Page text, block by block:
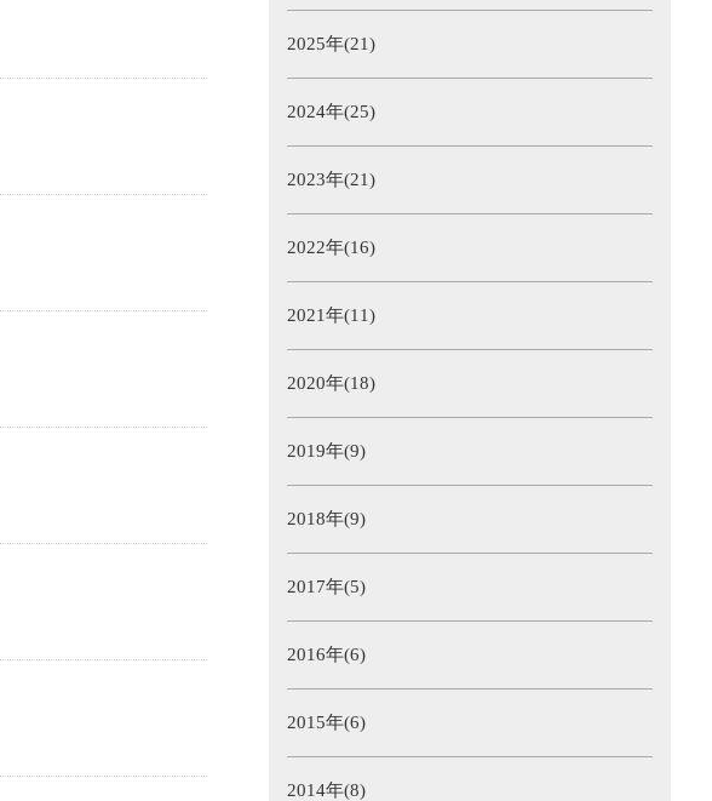
2025年(21)
2024年(25)
2023年(21)
2022年(16)
2021年(11)
2020年(18)
2019年(9)
2018年(9)
2017年(5)
2016年(6)
2015年(6)
2014年(8)